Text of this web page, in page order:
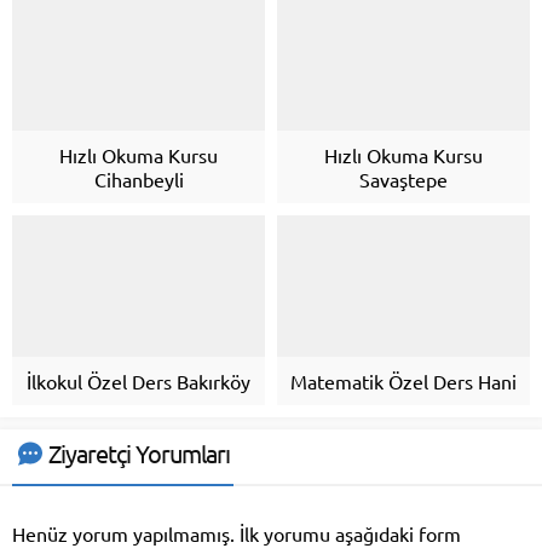
Hızlı Okuma Kursu
Cihanbeyli
Hızlı Okuma Kursu
Savaştepe
İlkokul Özel Ders Bakırköy Matematik Özel Ders Hani
Ziyaretçi Yorumları
Henüz yorum yapılmamış. İlk yorumu aşağıdaki form